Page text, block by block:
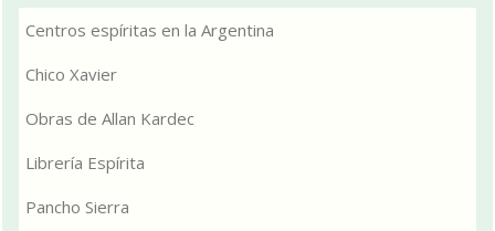
Centros espíritas en la Argentina
Chico Xavier
Obras de Allan Kardec
Librería Espírita
Pancho Sierra